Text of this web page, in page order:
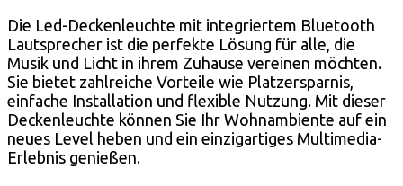
Die Led-Deckenleuchte mit integriertem Bluetooth
Lautsprecher ist die perfekte Lösung für alle, die
Musik und Licht in ihrem Zuhause vereinen möchten.
Sie bietet zahlreiche Vorteile wie Platzersparnis,
einfache Installation und flexible Nutzung. Mit dieser
Deckenleuchte können Sie Ihr Wohnambiente auf ein
neues Level heben und ein einzigartiges Multimedia-
Erlebnis genießen.